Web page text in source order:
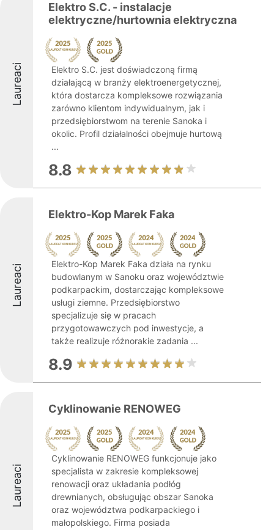
Laureaci
Elektro S.C. - instalacje
elektryczne/hurtownia elektryczna
Elektro S.C. jest doświadczoną firmą
działającą w branży elektroenergetycznej,
która dostarcza kompleksowe rozwiązania
zarówno klientom indywidualnym, jak i
przedsiębiorstwom na terenie Sanoka i
okolic. Profil działalności obejmuje hurtową
...
8.8
Laureaci
Elektro-Kop Marek Faka
Elektro-Kop Marek Faka działa na rynku
budowlanym w Sanoku oraz województwie
podkarpackim, dostarczając kompleksowe
usługi ziemne. Przedsiębiorstwo
specjalizuje się w pracach
przygotowawczych pod inwestycje, a
także realizuje różnorakie zadania ...
8.9
Laureaci
Cyklinowanie RENOWEG
Cyklinowanie RENOWEG funkcjonuje jako
specjalista w zakresie kompleksowej
renowacji oraz układania podłóg
drewnianych, obsługując obszar Sanoka
oraz województwa podkarpackiego i
małopolskiego. Firma posiada